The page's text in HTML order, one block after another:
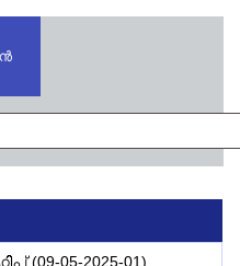
(09-05-2025-01)